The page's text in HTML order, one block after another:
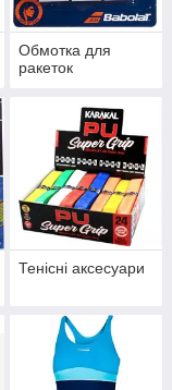
Обмотка для
ракеток
Тенісні аксесуари